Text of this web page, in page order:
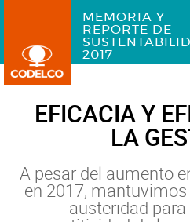
MEMORIA Y
REPORTE DE
2017
EFICACIA Y
LA
A pesar del aumento
en 2017,
austeridad